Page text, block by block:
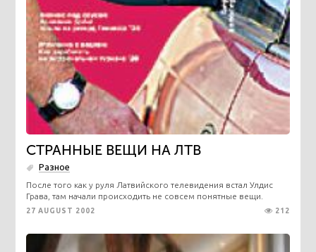
СТРАННЫЕ ВЕЩИ НА ЛТВ
Разное
После того как у руля Латвийского телевидения встал Улдис
Грава, там начали происходить не совсем понятные вещи.
27 AUGUST 2002 212